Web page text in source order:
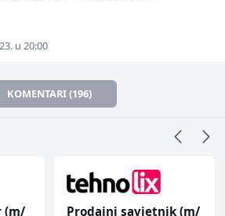
u 20:00
KOMENTARI (196)
(m/
Prodajni savjetnik (m/